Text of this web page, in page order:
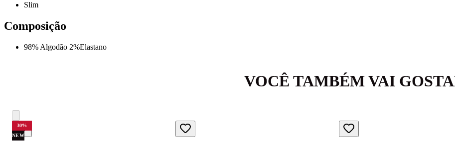
Slim
Composição
98% Algodão 2%Elastano
VOCÊ TAMBÉM VAI
30%
NEW